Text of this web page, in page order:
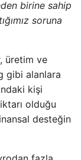
birine sahip
soruna
üretim ve
gibi alanlara
kişi
olduğu
desteğin